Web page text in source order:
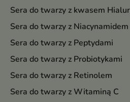
Sera do twarzy z kwasem
Sera do twarzy z Niacynamidem
Sera do twarzy z Peptydami
Sera do twarzy z Probiotykami
Sera do twarzy z Retinolem
Sera do twarzy z Witaminą C